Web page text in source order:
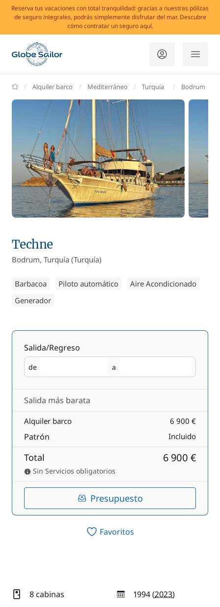
Reserva tus vacaciones con total tranquilidad: gracias a nuestras pólizas
de seguro integrales, podrás simplemente disfrutar del mar. Descubre
cómo contratar un seguro aquí.
GlobeSailor
Alquiler barco Mediterráneo Turquía Bodrum
Techne
Bodrum, Turquía (Turquía)
Barbacoa Piloto automático
Aire Acondicionado
Generador
Salida/Regreso
de
Salida a
Regreso
Salida más barata
Alquiler barco 6 900 €
Patrón Incluido
Total 6 900 €
Sin Servicios obligatorios
Presupuesto
Favoritos
8 cabinas 1994 (2023)
año